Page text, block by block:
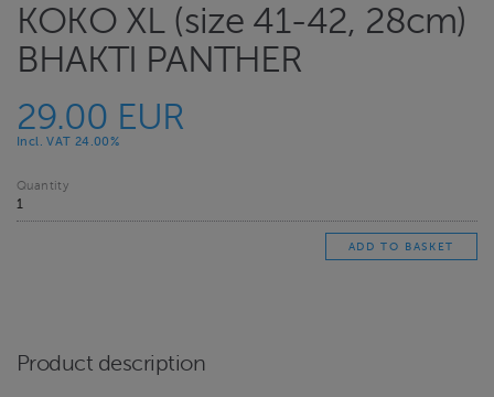
KOKO XL (size 41-42, 28cm)
BHAKTI PANTHER
29.00 EUR
Incl. VAT 24.00%
Quantity
Product description